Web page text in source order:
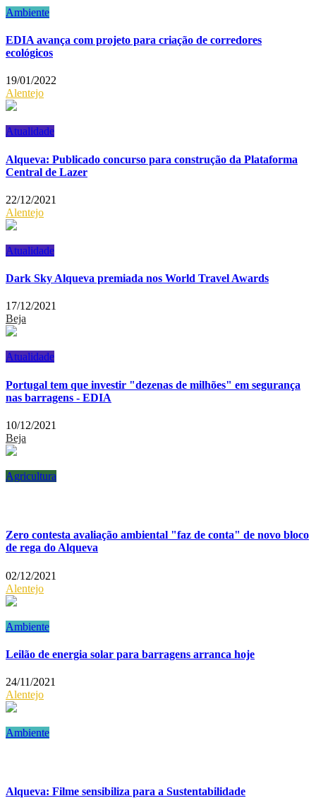
Ambiente
EDIA avança com projeto para criação de corredores
ecológicos
19/01/2022
Alentejo
Atualidade
Alqueva: Publicado concurso para construção da Plataforma
Central de Lazer
22/12/2021
Alentejo
Atualidade
Dark Sky Alqueva premiada nos World Travel Awards
17/12/2021
Beja
Atualidade
Portugal tem que investir "dezenas de milhões" em segurança
nas barragens - EDIA
10/12/2021
Beja
Agricultura
Zero contesta avaliação ambiental "faz de conta" de novo bloco
de rega do Alqueva
02/12/2021
Alentejo
Ambiente
Leilão de energia solar para barragens arranca hoje
24/11/2021
Alentejo
Ambiente
Alqueva: Filme sensibiliza para a Sustentabilidade